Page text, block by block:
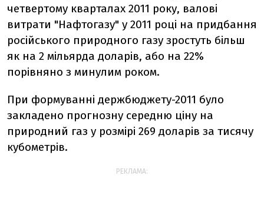
четвертому кварталах 2011 року, валові
витрати "Нафтогазу" у 2011 році на придбання
російського природного газу зростуть більш
як на 2 мільярда доларів, або на 22%
порівняно з минулим роком.
При формуванні держбюджету-2011 було
закладено прогнозну середню ціну на
природний газ у розмірі 269 доларів за тисячу
кубометрів.
РЕКЛАМА: